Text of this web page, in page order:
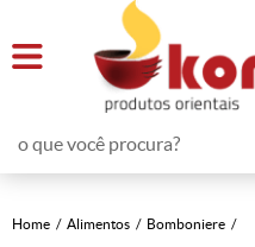
Home Alimentos
Bomboniere